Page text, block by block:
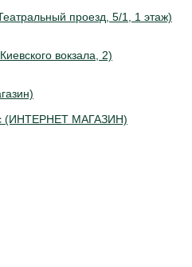
проезд, 5/1, 1 этаж)
вокзала, 2)
(ИНТЕРНЕТ МАГАЗИН)